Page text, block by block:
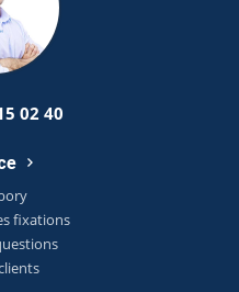
02 40
fixations